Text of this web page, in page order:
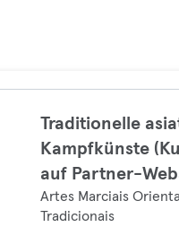
Traditionelle
Kampfkünste
auf Partner-
Artes Marciais
Tradicionais